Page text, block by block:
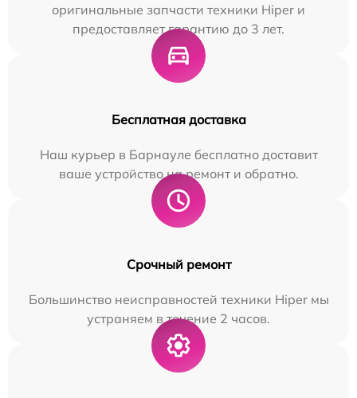
оригинальные запчасти техники Hiper и
предоставляет гарантию до 3 лет.
Бесплатная доставка
Наш курьер в Барнауле бесплатно доставит
ваше устройство на ремонт и обратно.
Срочный ремонт
Большинство неисправностей техники Hiper мы
устраняем в течение 2 часов.